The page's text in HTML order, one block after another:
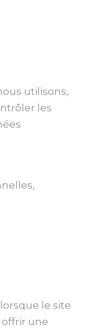
utilisons,
les
le site
offrir une